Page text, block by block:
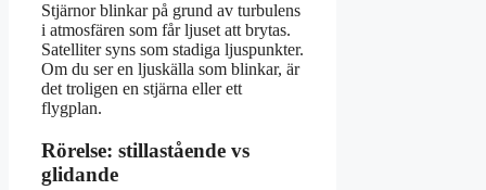
Stjärnor blinkar på grund av turbulens
i atmosfären som får ljuset att brytas.
Satelliter syns som stadiga ljuspunkter.
Om du ser en ljuskälla som blinkar, är
det troligen en stjärna eller ett
flygplan.
Rörelse: stillastående vs
glidande